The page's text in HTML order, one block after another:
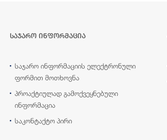
საჯარო ინფორმაცია
საჯარო ინფორმაციის ელექტრონული
ფორმით მოთხოვნა
პროაქტიულად გამოქვეყნებული
ინფორმაცია
საკონტაქტო პირი